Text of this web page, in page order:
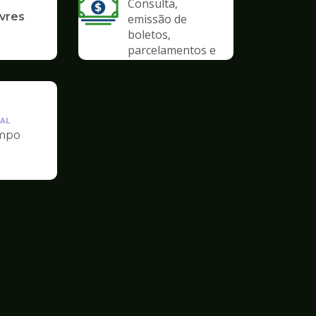
Consulta,
emissão de
boletos,
parcelamentos e